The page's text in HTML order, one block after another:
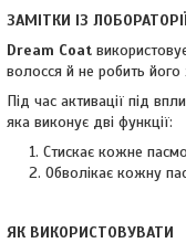
ЗАМІТКИ ІЗ ЛОБОРАТОРІЇ
Dream Coat
волосся й не робить
Під час активації під
яка виконує дві функції:
Стискає кожне
Обволікає кожну
ЯК ВИКОРИСТОВУВАТИ